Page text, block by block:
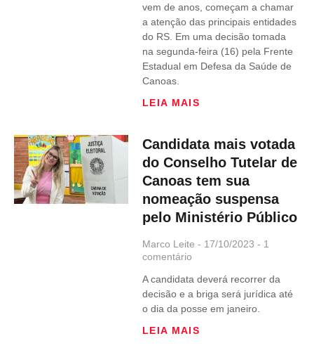
vem de anos, começam a chamar
a atenção das principais entidades
do RS. Em uma decisão tomada
na segunda-feira (16) pela Frente
Estadual em Defesa da Saúde de
Canoas.
LEIA MAIS
Candidata mais votada
do Conselho Tutelar de
Canoas tem sua
nomeação suspensa
pelo Ministério Público
Marco Leite 17/10/2023
1
comentário
A candidata deverá recorrer da
decisão e a briga será jurídica até
o dia da posse em janeiro.
LEIA MAIS